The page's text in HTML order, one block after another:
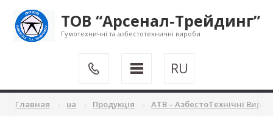
ТОВ “Арсенал-Трейдинг”
Гумотехничні та азбестотехничні вироби
RU
Главная ua Продукція АТВ – АзбестоТехнічні